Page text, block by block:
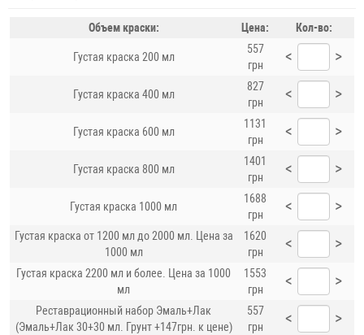
Объем краски: Цена: Кол-во:
Густая краска 200 мл
557
грн
< >
Густая краска 400 мл
827
грн
< >
Густая краска 600 мл
1131
грн
< >
Густая краска 800 мл
1401
грн
< >
Густая краска 1000 мл
1688
грн
< >
Густая краска от 1200 мл до 2000 мл. Цена за
1000 мл
1620
грн
< >
Густая краска 2200 мл и более. Цена за 1000
мл
1553
грн
< >
Реставрационный набор Эмаль+Лак
(Эмаль+Лак 30+30 мл. Грунт +147грн. к цене)
557
грн
< >